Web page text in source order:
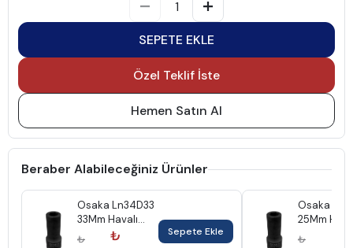
SEPETE EKLE
Özel Teklif İste
Hemen Satın Al
Beraber Alabileceğiniz Ürünler
Osaka Ln34D33
33Mm Havalı
Derin Lokma
₺
₺
Sepete Ekle
Osaka
25Mm
Derin
₺